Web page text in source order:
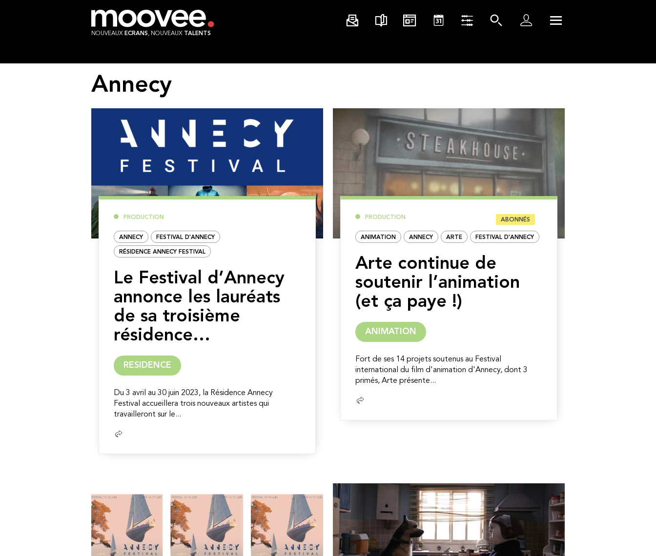
NOUVEAUX ECRANS, NOUVEAUX TALENTS
Annecy
PRODUCTION
ANNECY FESTIVAL D'ANNECY
RÉSIDENCE ANNECY FESTIVAL
Le Festival d’Annecy
annonce les lauréats
de sa troisième
résidence…
RESIDENCE
Du 3 avril au 30 juin 2023, la Résidence Annecy
Festival accueillera trois nouveaux artistes qui
travailleront sur le...
Lire
PRODUCTION ABONNÉS
ANIMATION ANNECY ARTE FESTIVAL D'ANNECY
Arte continue de
soutenir l’animation
(et ça paye !)
ANIMATION
Fort de ses 14 projets soutenus au Festival
international du film d'animation d'Annecy, dont 3
primés, Arte présente...
Lire